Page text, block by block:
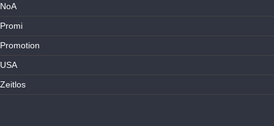
NoA
Promi
Promotion
USA
Zeitlos